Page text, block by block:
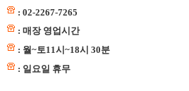
: 02-2267-7265
: 매장 영업시간
: 월~토11시~18시 30분
: 일요일 휴무